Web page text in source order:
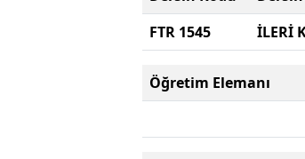
FTR 1545
İLERİ
Öğretim Elemanı